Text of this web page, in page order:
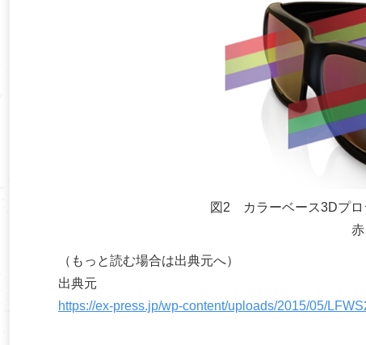
図2 カラーベース3Dプロ
赤
（もっと読む場合は出典元へ）
出典元
https://ex-press.jp/wp-content/uploads/2015/05/